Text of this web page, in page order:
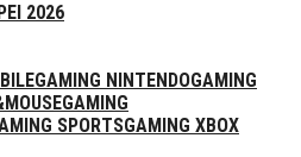
2026
GAMING NINTENDOGAMING
GAMING
SPORTSGAMING XBOX